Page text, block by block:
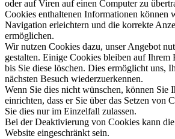
oder auf Viren auf einen Computer zu
Cookies enthaltenen Informationen können
Navigation erleichtern und die korrekte
ermöglichen.
Wir nutzen Cookies dazu, unser Angebot
gestalten. Einige Cookies bleiben auf Ihrem
bis Sie diese löschen. Dies ermöglicht uns,
nächsten Besuch wiederzuerkennen.
Wenn Sie dies nicht wünschen, können Sie
einrichten, dass er Sie über das Setzen von
Sie dies nur im Einzelfall zulassen.
Bei der Deaktivierung von Cookies kann
Website eingeschränkt sein.